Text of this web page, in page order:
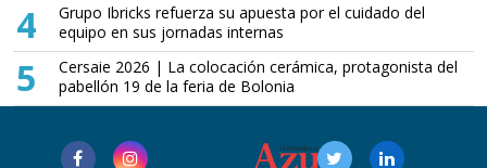
4
Grupo Ibricks refuerza su apuesta por el cuidado del
equipo en sus jornadas internas
5
Cersaie 2026 | La colocación cerámica, protagonista del
pabellón 19 de la feria de Bolonia